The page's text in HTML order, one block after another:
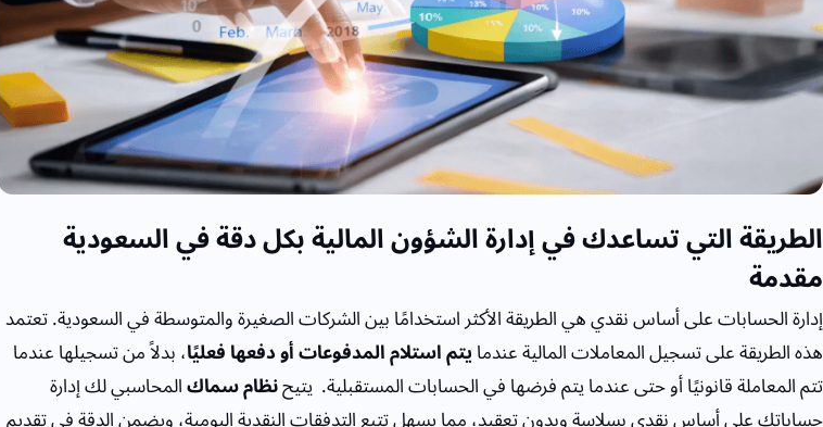
الطريقة التي تساعدك في إدارة الشؤون المالية بكل دقة في السعودية
مقدمة
إدارة الحسابات على أساس نقدي هي الطريقة الأكثر استخدامًا بين الشركات الصغيرة والمتوسطة في السعودية. تعتمد
هذه الطريقة على تسجيل المعاملات المالية عندمايتم استلام المدفوعات أو دفعها فعليًا، بدلاً من تسجيلها عندما
تتم المعاملة قانونيًا أو حتى عندما يتم فرضها في الحسابات المستقبلية. يتيحنظام سماكالمحاسبي لك إدارة